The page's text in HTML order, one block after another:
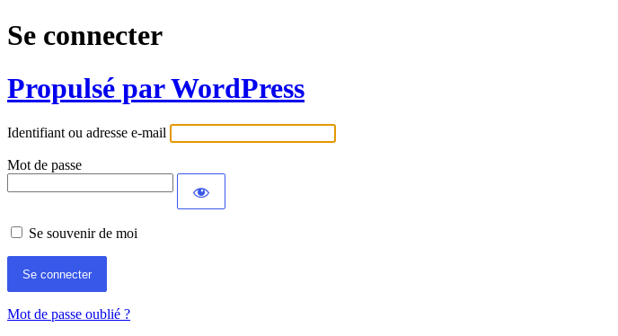
Se connecter
Propulsé par WordPress
Identifiant ou adresse e-mail
Mot de passe
Se souvenir de moi
Mot de passe oublié ?